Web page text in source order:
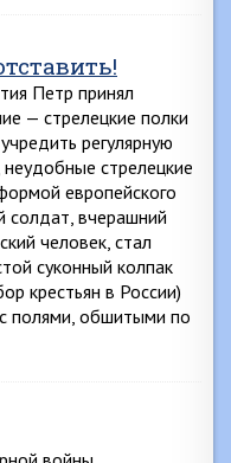
Петр принял
— стрелецкие полки
регулярную
стрелецкие
европейского
солдат, вчерашний
человек, стал
суконный колпак
крестьян в России)
полями, обшитыми по